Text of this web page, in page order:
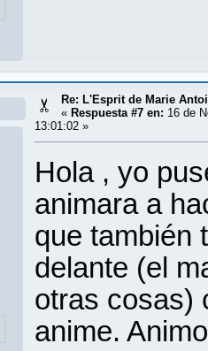
Re: L'Esprit de Marie
« Respuesta #7 en: 16 de
13:01:02 »
Hola , yo
animara a
que también
delante (el
otras cosas)
anime.